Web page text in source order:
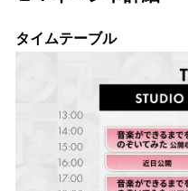
タイムテーブル